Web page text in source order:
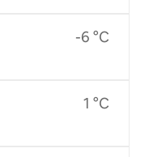
-6 °C
1 °C